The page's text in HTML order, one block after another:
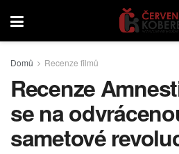
Domů Recenze filmů
Recenze
se na
sametové